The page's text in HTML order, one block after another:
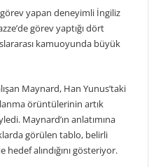
yapan deneyimli İngiliz
görev yaptığı dört
kamuoyunda büyük
Maynard, Han Yunus’taki
örüntülerinin artık
Maynard’ın anlatımına
görülen tablo, belirli
alındığını gösteriyor.